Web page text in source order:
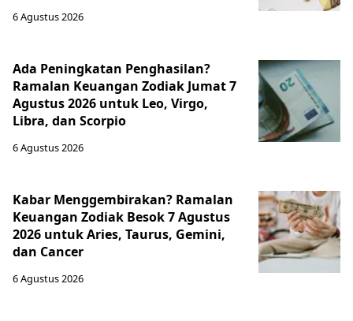
6 Agustus 2026
Ada Peningkatan Penghasilan?
Ramalan Keuangan Zodiak Jumat 7
Agustus 2026 untuk Leo, Virgo,
Libra, dan Scorpio
6 Agustus 2026
Kabar Menggembirakan? Ramalan
Keuangan Zodiak Besok 7 Agustus
2026 untuk Aries, Taurus, Gemini,
dan Cancer
6 Agustus 2026